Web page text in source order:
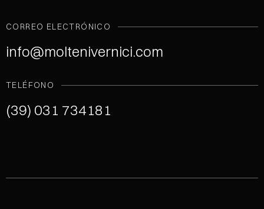
CORREO ELECTRÓNICO
info@moltenivernici.com
TELÉFONO
(39) 031 734181